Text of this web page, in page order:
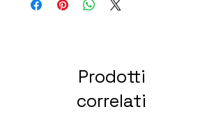
Prodotti
correlati